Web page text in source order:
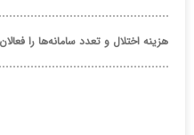
هزینه اختلال و تعدد سامانه‌ها را